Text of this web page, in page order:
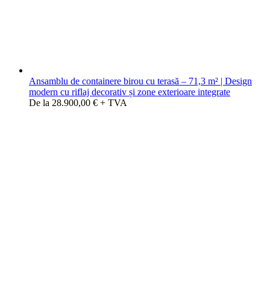
Ansamblu de containere birou cu terasă – 71,3 m² | Design
modern cu riflaj decorativ și zone exterioare integrate
De la 28.900,00 € + TVA